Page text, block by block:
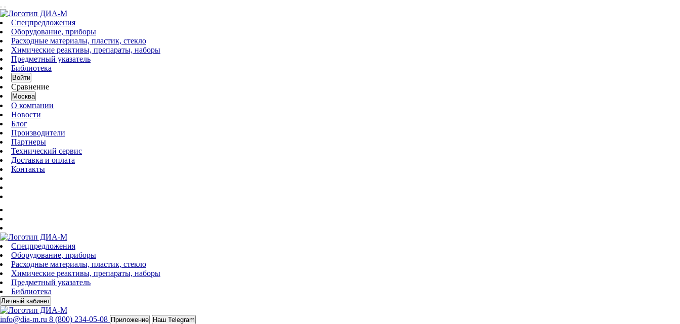
Спецпредложения
Оборудование, приборы
Расходные материалы, пластик, стекло
Химические реактивы, препараты, наборы
Предметный указатель
Библиотека
Войти
Сравнение
Москва
О компании
Новости
Блог
Производители
Партнеры
Технический сервис
Доставка и оплата
Контакты
Спецпредложения
Оборудование, приборы
Расходные материалы, пластик, стекло
Химические реактивы, препараты, наборы
Предметный указатель
Библиотека
Личный кабинет
info@dia-m.ru 8 (800) 234-05-08 Приложение Наш Telegram